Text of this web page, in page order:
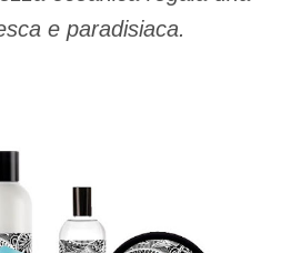
e paradisiaca.